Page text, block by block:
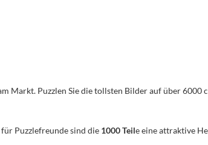
Markt. Puzzlen Sie die tollsten Bilder auf über 6000
Puzzlefreunde sind die 1000 Teile eine attraktive